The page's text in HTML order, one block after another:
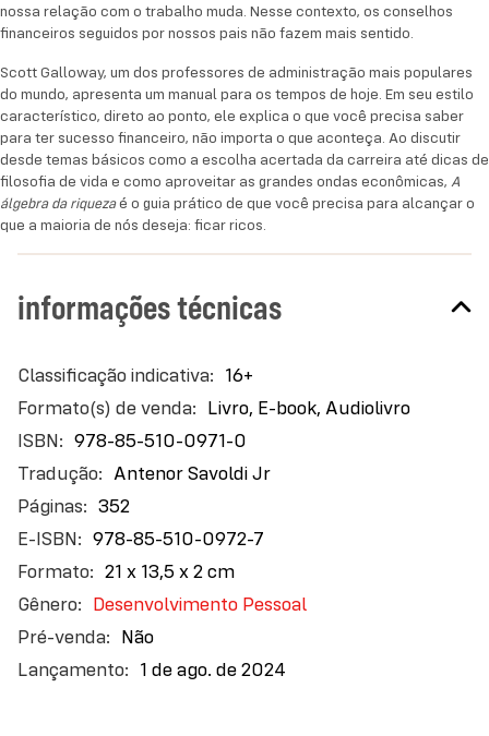
prático de que você precisa para alcançar o que a
maioria de nós deseja: ficar ricos.
nossa relação com o trabalho muda. Nesse contexto, os conselhos
financeiros seguidos por nossos pais não fazem mais sentido.
Scott Galloway, um dos professores de administração mais populares
do mundo, apresenta um manual para os tempos de hoje. Em seu estilo
característico, direto ao ponto, ele explica o que você precisa saber
para ter sucesso financeiro, não importa o que aconteça. Ao discutir
desde temas básicos como a escolha acertada da carreira até dicas de
filosofia de vida e como aproveitar as grandes ondas econômicas, A
álgebra da riquezaé o guia prático de que você precisa para alcançar o
que a maioria de nós deseja: ficar ricos.
informações técnicas
Mais
informações
16+
Livro, E-book, Audiolivro
978-85-510-0971-0
Antenor Savoldi Jr
352
978-85-510-0972-7
21 x 13,5 x 2 cm
Desenvolvimento Pessoal
Não
1 de ago. de 2024